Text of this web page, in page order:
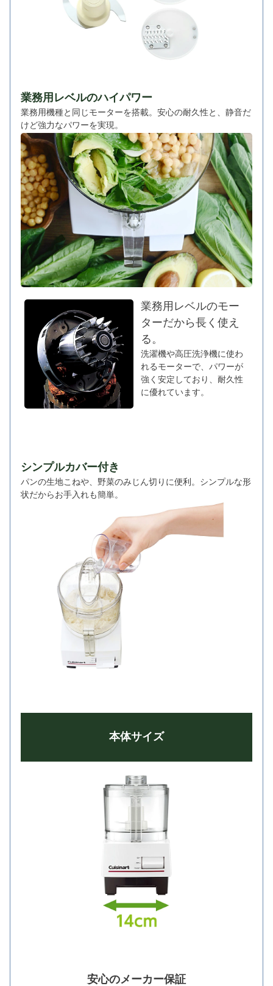
業務用レベルのハイパワー
業務用機種と同じモーターを搭載。安心の耐久性と、静音だ
けど強力なパワーを実現。
業務用レベルのモー
ターだから長く使え
る。
洗濯機や高圧洗浄機に使わ
れるモーターで、パワーが
強く安定しており、耐久性
に優れています。
シンプルカバー付き
パンの生地こねや、野菜のみじん切りに便利。シンプルな形
状だからお手入れも簡単。
本体サイズ
安心のメーカー保証